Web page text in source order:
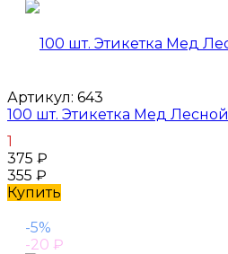
Артикул: 643
100 шт. Этикетка Мед Лесной
1
375 ₽
355 ₽
Купить
-5%
-20 ₽